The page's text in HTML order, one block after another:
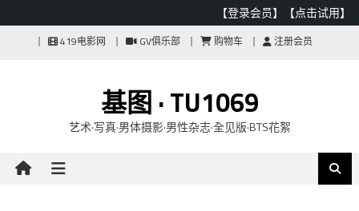
【登录会员】 【点击试用】
419电影网 GV俱乐部 购物车 注册会员
基图 · TU1069
艺术·写真·男体摄影·男性杂志·全见版·BTS花絮